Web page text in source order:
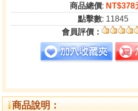
商品總價: NT$378
點擊數: 11845
會員評價：
商品說明：